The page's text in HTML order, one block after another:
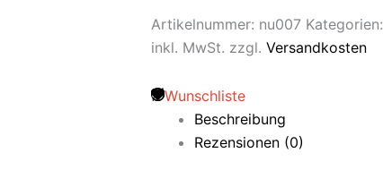
Artikelnummer: nu007 Kategorien:
inkl. MwSt. zzgl. Versandkosten
Wunschliste
Beschreibung
Rezensionen (0)